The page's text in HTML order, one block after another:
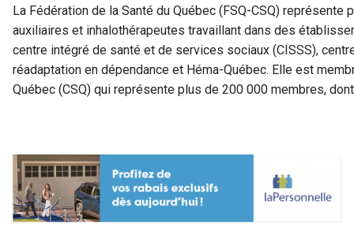
La Fédération de la Santé du Québec (FSQ-CSQ)
auxiliaires et inhalothérapeutes travaillant dans des
centre intégré de santé et de services sociaux (CISSS),
réadaptation en dépendance et Héma-Québec. Elle est
Québec (CSQ) qui représente plus de 200 000 membres,